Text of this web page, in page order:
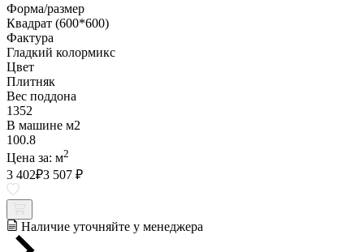
Форма/размер
Квадрат (600*600)
Фактура
Гладкий колормикс
Цвет
Плитняк
Вес поддона
1352
В машине м2
100.8
Цена за: м2
3 402₽3 507 ₽
Наличие уточняйте у менеджера